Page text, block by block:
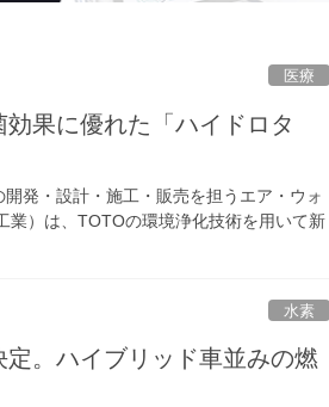
医療
果に優れた「ハイドロタ
発・設計・施工・販売を担うエア・ウォ
業）は、TOTOの環境浄化技術を用いて新
水素
。ハイブリッド車並みの燃